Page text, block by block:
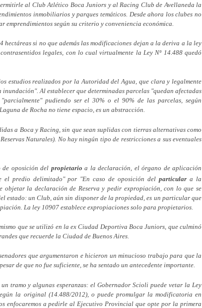
al Club Atlético Boca Juniors y al Racing Club de Avellaneda la
inmobiliarios y parques temáticos. Desde ahora los clubes no
según su criterio y conveniencia económica.
hectáreas si no que además las modificaciones dejan a la deriva a la ley
legales, con lo cual virtualmente la Ley Nº 14.488 quedó
estudios realizados por la Autoridad del Agua, que clara y legalmente
Al establecer que determinadas parcelas "quedan afectadas
pudiendo ser el 30% o el 90% de las parcelas, según
de Rocha no tiene espacio, es un abstracción.
a Boca y Racing, sin que sean suplidas con tierras alternativas como
Naturales). No hay ningún tipo de restricciones a sus eventuales
de oposición del propietario a la declaración, el órgano de aplicación
el predio delimitado" por "En caso de oposición delparticular a la
la declaración de Reserva y pedir expropiación, con lo que se
estado: un Club, aún sin disponer de la propiedad, es un particular que
La ley 10907 establece expropiaciones solo para propietarios.
que se utilizó en la ex Ciudad Deportiva Boca Juniors, que culminó
que recuerde la Ciudad de Buenos Aires.
que argumentaron e hicieron un minucioso trabajo para que la
de que no fue suficiente, se ha sentado un antecedente importante.
tramo y algunas esperanzas: el Gobernador Scioli puede vetar la Ley
la original (14.488/2012), o puede promulgar la modificatoria en
enfocaremos a pedirle al Ejecutivo Provincial que opte por la primera